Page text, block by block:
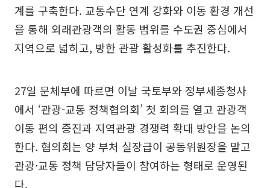
계를 구축한다. 교통수단 연계 강화와 이동 환경 개선
을 통해 외래관광객의 활동 범위를 수도권 중심에서
지역으로 넓히고, 방한 관광 활성화를 추진한다.
27일 문체부에 따르면 이날 국토부와 정부세종청사
에서 ‘관광-교통 정책협의회’ 첫 회의를 열고 관광객
이동 편의 증진과 지역관광 경쟁력 확대 방안을 논의
한다. 협의회는 양 부처 실장급이 공동위원장을 맡고
관광·교통 정책 담당자들이 참여하는 형태로 운영된
다.